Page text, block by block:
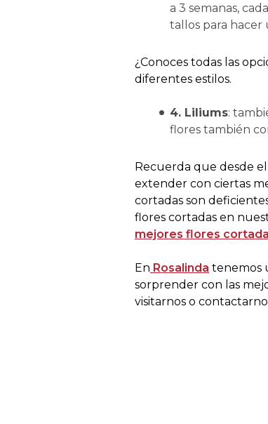
a 3 semanas,
tallos para hacer
¿Conoces todas las
diferentes estilos.
4. Liliums:
flores también
Recuerda que desde
extender con ciertas
cortadas son
flores cortadas en
mejores flores
En Rosalinda tenemos
sorprender con las
visitarnos o